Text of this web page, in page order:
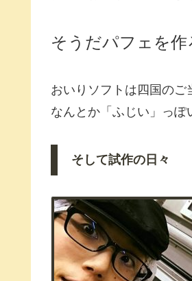
そうだパフェを作
おいりソフトは四国のご
なんとか「ふじい」っぽ
そして試作の日々